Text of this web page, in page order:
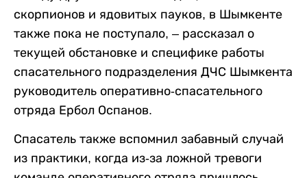
скорпионов и ядовитых пауков, в Шымкенте
также пока не поступало, – рассказал о
текущей обстановке и специфике работы
спасательного подразделения ДЧС Шымкента
руководитель оперативно-спасательного
отряда Ербол Оспанов.
Спасатель также вспомнил забавный случай
из практики, когда из-за ложной тревоги